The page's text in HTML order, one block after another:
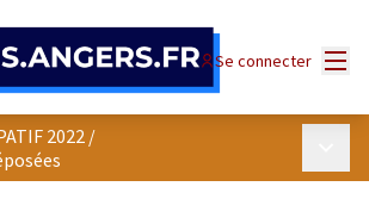
Se connecter
2022 /